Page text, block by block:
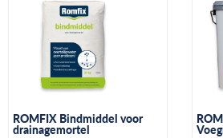
ROMFIX Bindmiddel voor
drainagemortel